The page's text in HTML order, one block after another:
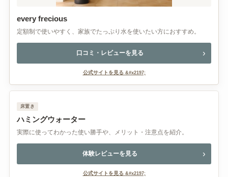
every frecious
定額制で使いやすく、家族でたっぷり水を使いたい方におすすめ。
口コミ・レビューを見る
公式サイトを見る
床置き
ハミングウォーター
実際に使ってわかった使い勝手や、メリット・注意点を紹介。
体験レビューを見る
公式サイトを見る